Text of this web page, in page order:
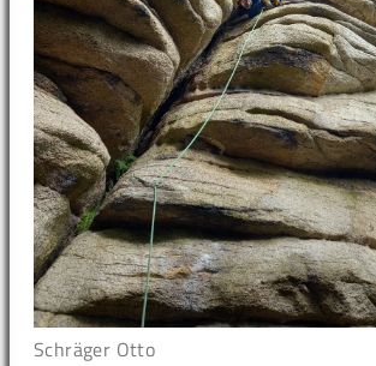
Schräger Otto